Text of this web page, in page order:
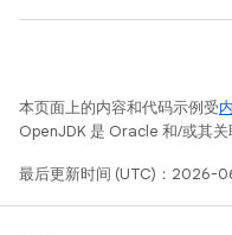
本页面上的内容和代码示例受
OpenJDK 是 Oracle 和/或其关
最后更新时间 (UTC)：2026-